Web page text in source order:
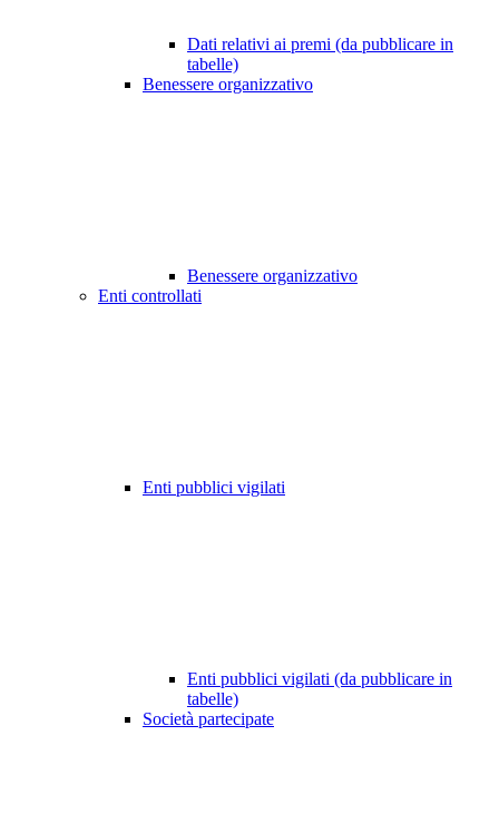
Dati relativi ai premi (da pubblicare in
tabelle)
Benessere organizzativo
Benessere organizzativo
Enti controllati
Enti pubblici vigilati
Enti pubblici vigilati (da pubblicare in
tabelle)
Società partecipate